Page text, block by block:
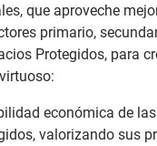
que aproveche
primario,
Protegidos, para
económica de
valorizando sus